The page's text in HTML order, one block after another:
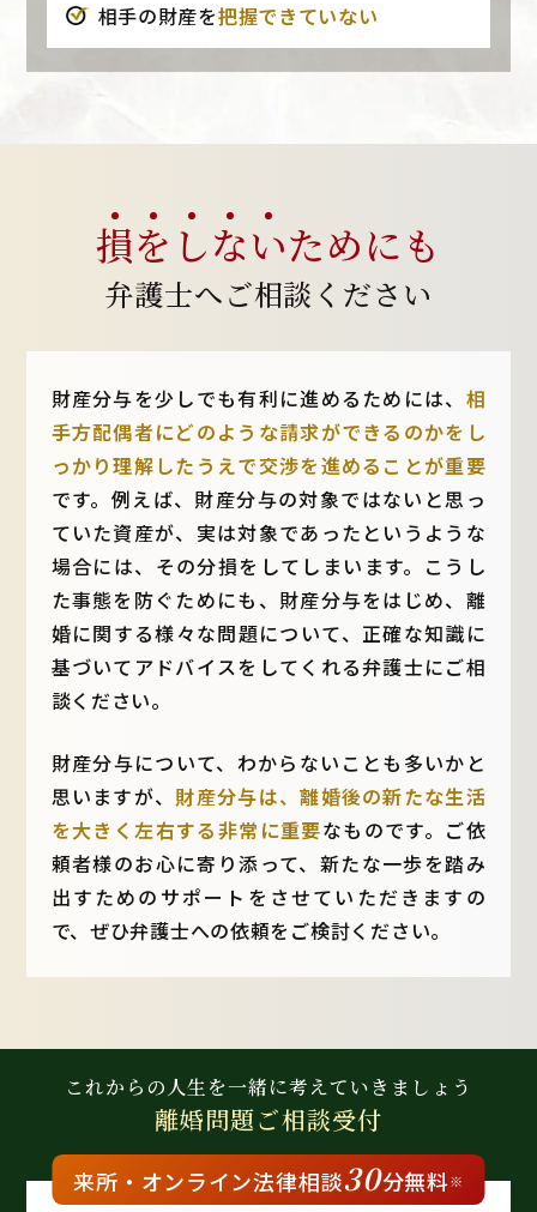
相手の財産を把握できていない
損を しないためにも
弁護士へご相談ください
財産分与を少しでも有利に進めるためには、 相
手方配偶者にどのような請求ができるのかをし
っかり理解したうえで交渉を進めることが重要
です。例えば、財産分与の対象ではないと思っ
ていた資産が、実は対象であったというような
場合には、その分損をしてしまいます。こうし
た事態を防ぐためにも、財産分与をはじめ、離
婚に関する様々な問題について、正確な知識に
基づいてアドバイスをしてくれる弁護士にご相
談ください。
財産分与について、わからないことも多いかと
思いますが、 財産分与は、離婚後の新たな生活
を大きく左右する非常に重要なものです。ご依
頼者様のお心に寄り添って、新たな一歩を踏み
出すためのサポートをさせていただきますの
で、ぜひ弁護士への依頼をご検討ください。
これからの人生を一緒に考えていきましょう
離婚問題ご相談受付
来所・ オンライン法律相談30分無料※